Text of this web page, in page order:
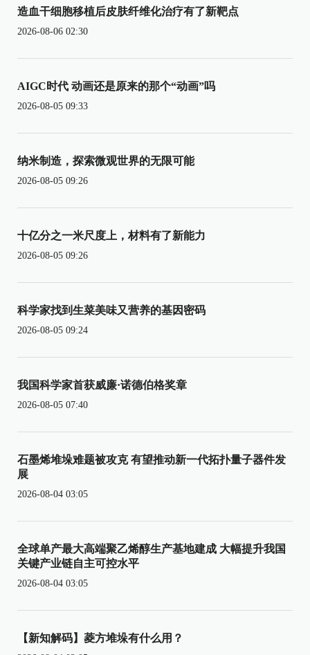
造血干细胞移植后皮肤纤维化治疗有了新靶点
2026-08-06 02:30
AIGC时代 动画还是原来的那个“动画”吗
2026-08-05 09:33
纳米制造，探索微观世界的无限可能
2026-08-05 09:26
十亿分之一米尺度上，材料有了新能力
2026-08-05 09:26
科学家找到生菜美味又营养的基因密码
2026-08-05 09:24
我国科学家首获威廉·诺德伯格奖章
2026-08-05 07:40
石墨烯堆垛难题被攻克 有望推动新一代拓扑量子器件发
展
2026-08-04 03:05
全球单产最大高端聚乙烯醇生产基地建成 大幅提升我国
关键产业链自主可控水平
2026-08-04 03:05
【新知解码】菱方堆垛有什么用？